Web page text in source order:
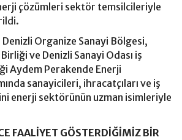
çözümleri sektör temsilcileriyle
Organize Sanayi Bölgesi,
ve Denizli Sanayi Odası iş
Aydem Perakende Enerji
sanayicileri, ihracatçıları ve iş
enerji sektörünün uzman isimleriyle
FAALİYET GÖSTERDİĞİMİZ BİR